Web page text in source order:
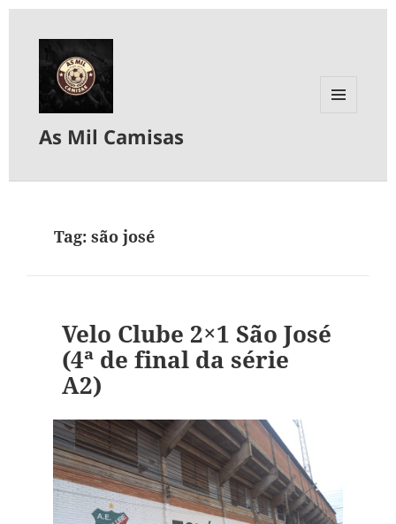
As Mil Camisas
Tag:são josé
Velo Clube 2×1 São José
(4ª de final da série
A2)